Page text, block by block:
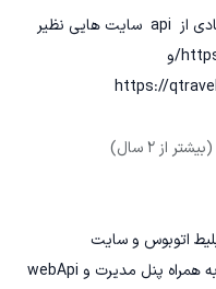
پیاده سازی و یا ویرایش تعداد زیادی از  api  سایت هایی نظیر
allwin24.irو https://javanseirisar.ir/و
(بیشتر از 2 سال)
اتوبوس و سایت